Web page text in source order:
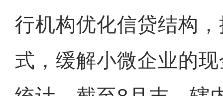
行机构优化信贷结构
式，缓解小微企业的